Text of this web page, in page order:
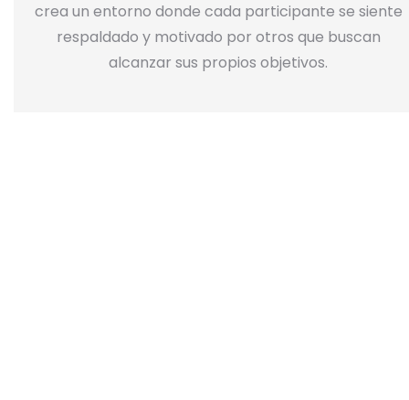
crea un entorno donde cada participante se siente
respaldado y motivado por otros que buscan
alcanzar sus propios objetivos.